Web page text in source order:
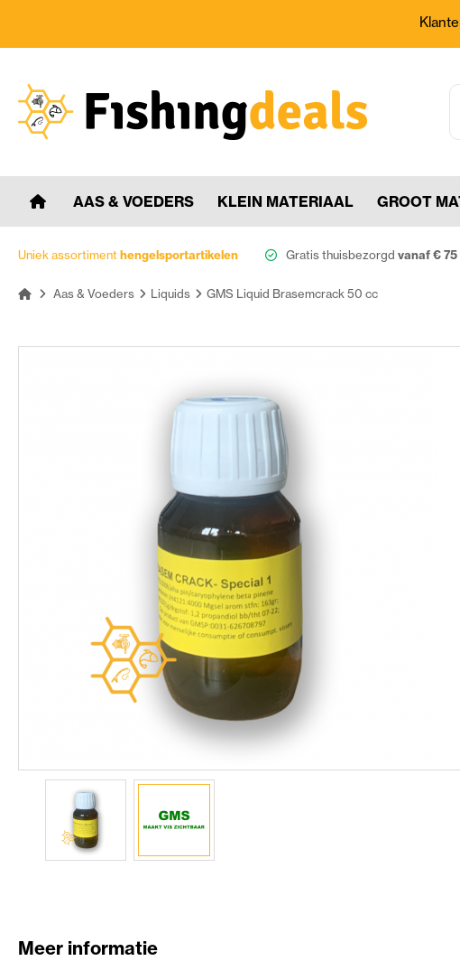
AAS & VOEDERS KLEIN MATERIAAL GROOT
Uniek assortimenthengelsportartikelen Gratis thuisbezorgd vanaf € 75
Aas & Voeders Liquids GMS Liquid Brasemcrack 50 cc
Meer informatie